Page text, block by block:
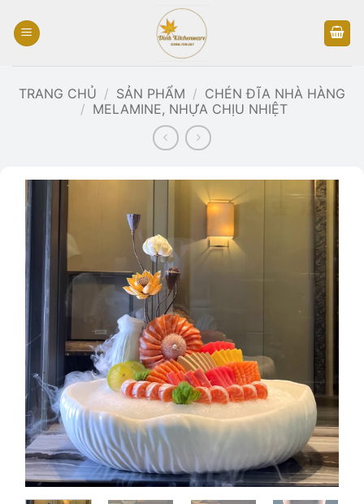
qua
dung
TRANG CHỦ / SẢN PHẨM / CHÉN ĐĨA NHÀ HÀNG
/ MELAMINE, NHỰA CHỊU NHIỆT